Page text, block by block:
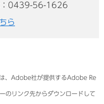
0439-56-1626
ら
、Adobe社が提供するAdobe Re
のリンク先からダウンロードして